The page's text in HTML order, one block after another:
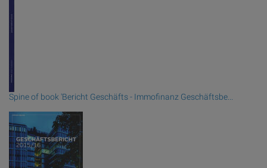
Spine of book 'Bericht Geschäfts - Immofinanz Geschäftsbe...